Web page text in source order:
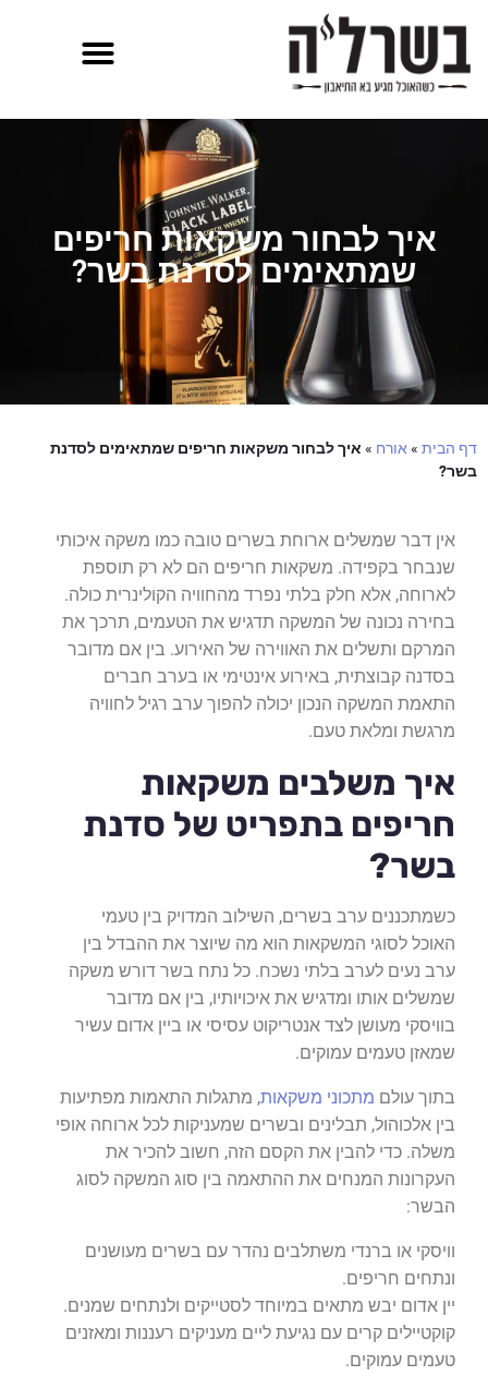
איך לבחור משקאות חריפים
שמתאימים לסדנת בשר?
דף הבית » אורח » איך לבחור משקאות חריפים שמתאימים לסדנת
בשר?
אין דבר שמשלים ארוחת בשרים טובה כמו משקה איכותי
שנבחר בקפידה. משקאות חריפים הם לא רק תוספת
לארוחה, אלא חלק בלתי נפרד מהחוויה הקולינרית כולה.
בחירה נכונה של המשקה תדגיש את הטעמים, תרכך את
המרקם ותשלים את האווירה של האירוע. בין אם מדובר
בסדנה קבוצתית, באירוע אינטימי או בערב חברים
התאמת המשקה הנכון יכולה להפוך ערב רגיל לחוויה
מרגשת ומלאת טעם.
איך משלבים משקאות
חריפים בתפריט של סדנת
בשר?
כשמתכננים ערב בשרים, השילוב המדויק בין טעמי
האוכל לסוגי המשקאות הוא מה שיוצר את ההבדל בין
ערב נעים לערב בלתי נשכח. כל נתח בשר דורש משקה
שמשלים אותו ומדגיש את איכויותיו, בין אם מדובר
בוויסקי מעושן לצד אנטריקוט עסיסי או ביין אדום עשיר
שמאזן טעמים עמוקים.
בתוך עולם מתכוני משקאות, מתגלות התאמות מפתיעות
בין אלכוהול, תבלינים ובשרים שמעניקות לכל ארוחה אופי
משלה. כדי להבין את הקסם הזה, חשוב להכיר את
העקרונות המנחים את ההתאמה בין סוג המשקה לסוג
הבשר:
וויסקי או ברנדי משתלבים נהדר עם בשרים מעושנים
ונתחים חריפים.
יין אדום יבש מתאים במיוחד לסטייקים ולנתחים שמנים.
קוקטיילים קרים עם נגיעת ליים מעניקים רעננות ומאזנים
טעמים עמוקים.